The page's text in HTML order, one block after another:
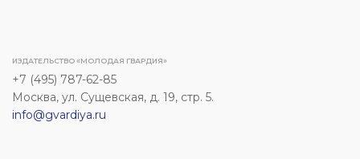
ИЗДАТЕЛЬСТВО «МОЛОДАЯ ГВАРДИЯ»
+7 (495) 787-62-85
Москва, ул. Сущевская, д. 19, стр. 5.
info@gvardiya.ru